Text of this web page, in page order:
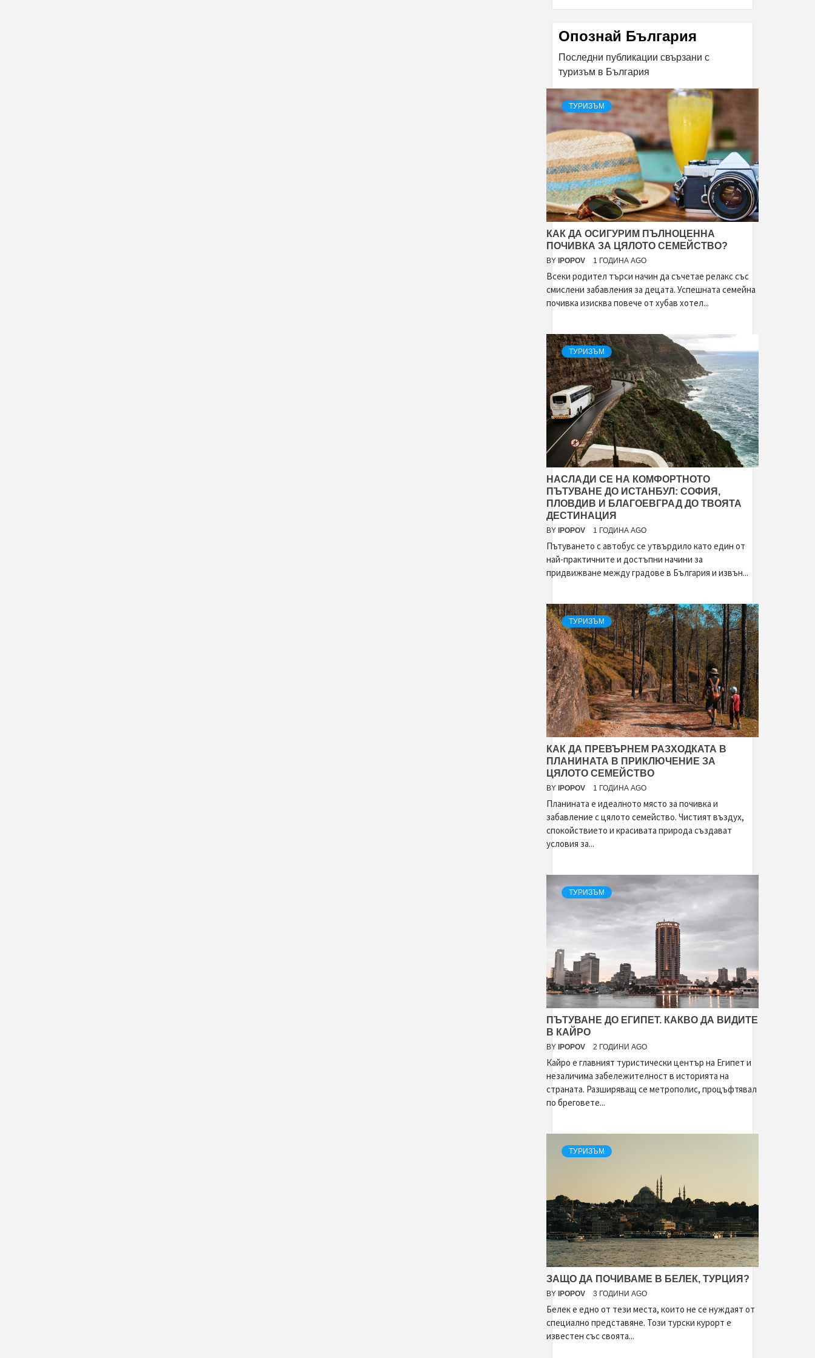
Опознай България
Последни публикации свързани с
туризъм в България
ТУРИЗЪМ
КАК ДА ОСИГУРИМ ПЪЛНОЦЕННА
ПОЧИВКА ЗА ЦЯЛОТО СЕМЕЙСТВО?
BY IPOPOV 1 ГОДИНА AGO
Всеки родител търси начин да съчетае релакс със
смислени забавления за децата. Успешната семейна
почивка изисква повече от хубав хотел...
ТУРИЗЪМ
НАСЛАДИ СЕ НА КОМФОРТНОТО
ПЪТУВАНЕ ДО ИСТАНБУЛ: СОФИЯ,
ПЛОВДИВ И БЛАГОЕВГРАД ДО ТВОЯТА
ДЕСТИНАЦИЯ
BY IPOPOV 1 ГОДИНА AGO
Пътуването с автобус се утвърдило като един от
най-практичните и достъпни начини за
придвижване между градове в България и извън...
ТУРИЗЪМ
КАК ДА ПРЕВЪРНЕМ РАЗХОДКАТА В
ПЛАНИНАТА В ПРИКЛЮЧЕНИЕ ЗА
ЦЯЛОТО СЕМЕЙСТВО
BY IPOPOV 1 ГОДИНА AGO
Планината е идеалното място за почивка и
забавление с цялото семейство. Чистият въздух,
спокойствието и красивата природа създават
условия за...
ТУРИЗЪМ
ПЪТУВАНЕ ДО ЕГИПЕТ. КАКВО ДА ВИДИТЕ
В КАЙРО
BY IPOPOV 2 ГОДИНИ AGO
Кайро е главният туристически център на Египет и
незаличима забележителност в историята на
страната. Разширяващ се метрополис, процъфтявал
по бреговете...
ТУРИЗЪМ
ЗАЩО ДА ПОЧИВАМЕ В БЕЛЕК, ТУРЦИЯ?
BY IPOPOV 3 ГОДИНИ AGO
Белек е едно от тези места, които не се нуждаят от
специално представяне. Този турски курорт е
известен със своята...